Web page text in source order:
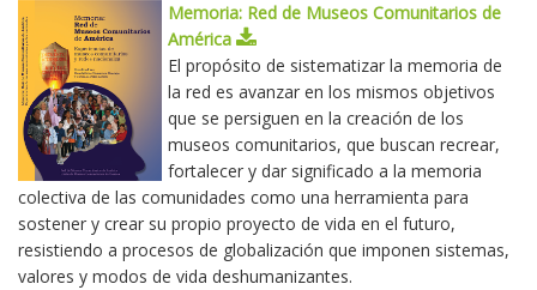
Memoria: Red de Museos Comunitarios de
América
El propósito de sistematizar la memoria de
la red es avanzar en los mismos objetivos
que se persiguen en la creación de los
museos comunitarios, que buscan recrear,
fortalecer y dar significado a la memoria
colectiva de las comunidades como una herramienta para
sostener y crear su propio proyecto de vida en el futuro,
resistiendo a procesos de globalización que imponen sistemas,
valores y modos de vida deshumanizantes.